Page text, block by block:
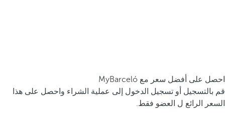
احصل على أفضل سعر مع MyBarceló
قم بالتسجيل أو تسجيل الدخول إلى عملية الشراء واحصل على هذا
السعر الرائع ل العضو فقط.